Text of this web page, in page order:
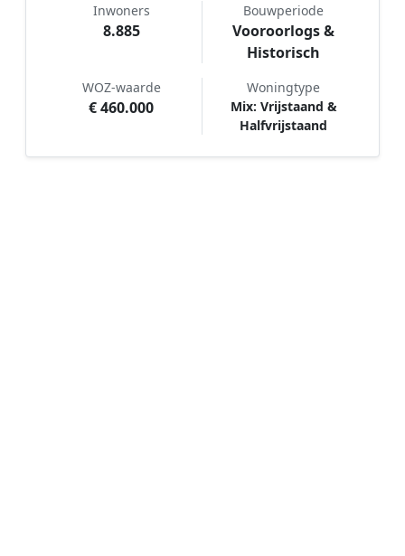
Inwoners
8.885
Bouwperiode
Vooroorlogs &
Historisch
WOZ-waarde
€ 460.000
Woningtype
Mix: Vrijstaand &
Halfvrijstaand